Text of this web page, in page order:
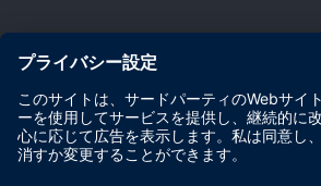
ご使用条件
プライバシーポリシー
約款